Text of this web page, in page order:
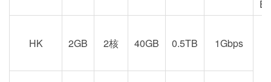
HK 2GB 2核 40GB 0.5TB 1Gbps